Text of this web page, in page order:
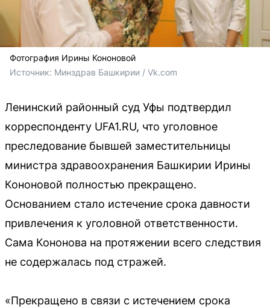
Фотография Ирины Кононовой
Источник: Минздрав Башкирии / Vk.com
Ленинский районный суд Уфы подтвердил
корреспонденту UFA1.RU, что уголовное
преследование бывшей заместительницы
министра здравоохранения Башкирии Ирины
Кононовой полностью прекращено.
Основанием стало истечение срока давности
привлечения к уголовной ответственности.
Сама Кононова на протяжении всего следствия
не содержалась под стражей.
«Прекращено в связи с истечением срока